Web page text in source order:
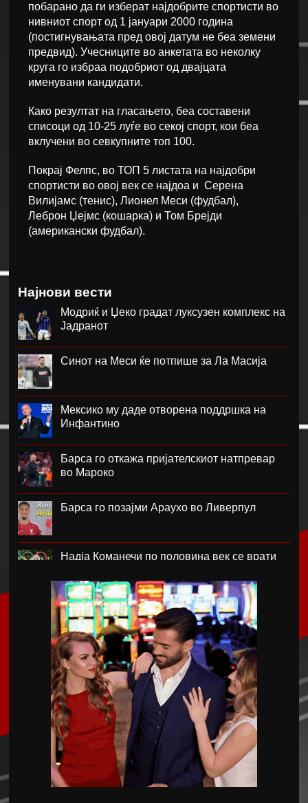
побарано да ги изберат најдобрите спортисти во
нивниот спорт од 1 јануари 2000 година
(постигнувањата пред овој датум не беа земени
предвид). Учесниците во анкетата во неколку
круга го избраа подобриот од двајцата
именувани кандидати.
Како резултат на гласањето, беа составени
списоци од 10-25 луѓе во секој спорт, кои беа
вклучени во севкупните топ 100.
Покрај Фелпс, во ТОП 5 листата на најдобри
спортисти во овој век се најдоа и Серена
Вилијамс (тенис), Лионел Меси (фудбал),
Леброн Џејмс (кошарка) и Том Брејди
(американски фудбал).
Најнови вести
Модриќ и Џеко градат луксузен комплекс на
Јадранот
Синот на Меси ќе потпише за Ла Масија
Мексико му даде отворена поддршка на
Инфантино
Барса го откажа пријателскиот натпревар
во Мароко
Барса го позајми Араухо во Ливерпул
Надја Команечи по половина век се врати
ФК Пелистер со заштитен бренд по 81
година постоење !
Артета: Мојот Арсенал учи од грешките
Лука Зидан се раздели со Гранада
Џеронимо Рули е нов втор голман на Сити